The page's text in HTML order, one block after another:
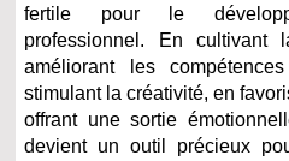
fertile pour le
professionnel. En
améliorant les
stimulant la créativité, en
offrant une sortie
devient un outil précieux